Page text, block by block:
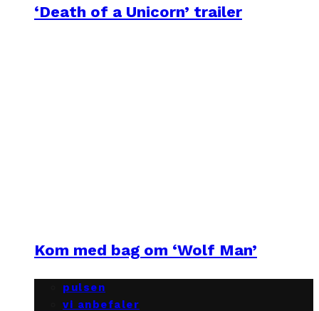
‘Death of a Unicorn’ trailer
Kom med bag om ‘Wolf Man’
pulsen
vi anbefaler